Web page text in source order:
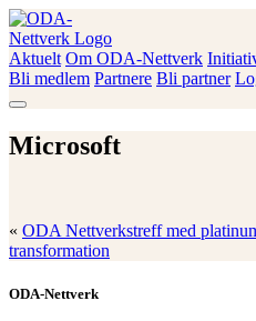
Skip
to
content
ODA-Nettverk
Aktuelt Om ODA-Nettverk
Bli medlem Partnere Bli partner
Microsoft
« ODA Nettverkstreff med
transformation
ODA-Nettverk